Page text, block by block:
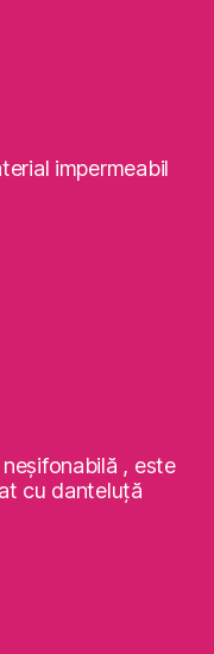
impermeabil
, este
cu danteluţă